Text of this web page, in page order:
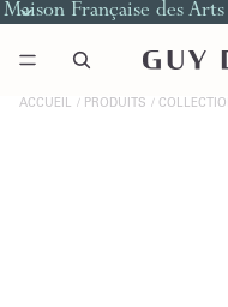
Maison Française des
ACCUEIL PRODUITS